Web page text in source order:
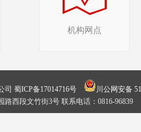
机构网点
司 蜀ICP备17014716号
川公网安备
西段文竹街3号 联系电话：0816-96839